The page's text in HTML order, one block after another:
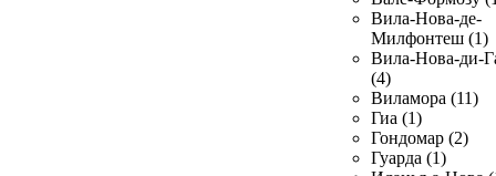
Вила-Нова-де-
Милфонтеш (1)
Вила-Нова-ди-
(4)
Виламора (11)
Гиа (1)
Гондомар (2)
Гуарда (1)